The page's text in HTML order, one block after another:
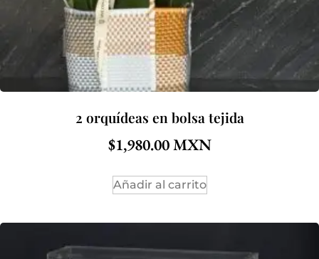
2 orquídeas en bolsa tejida
$1,980.00
Añadir al carrito